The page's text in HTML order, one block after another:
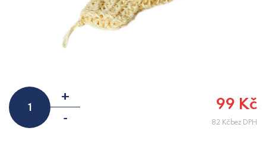
+
-
99 Kč
82 Kčbez DPH